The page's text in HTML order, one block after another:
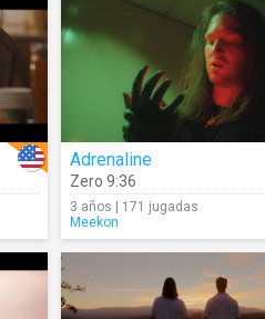
Adrenaline
Zero 9:36
3 años | 171 jugadas
Meekon